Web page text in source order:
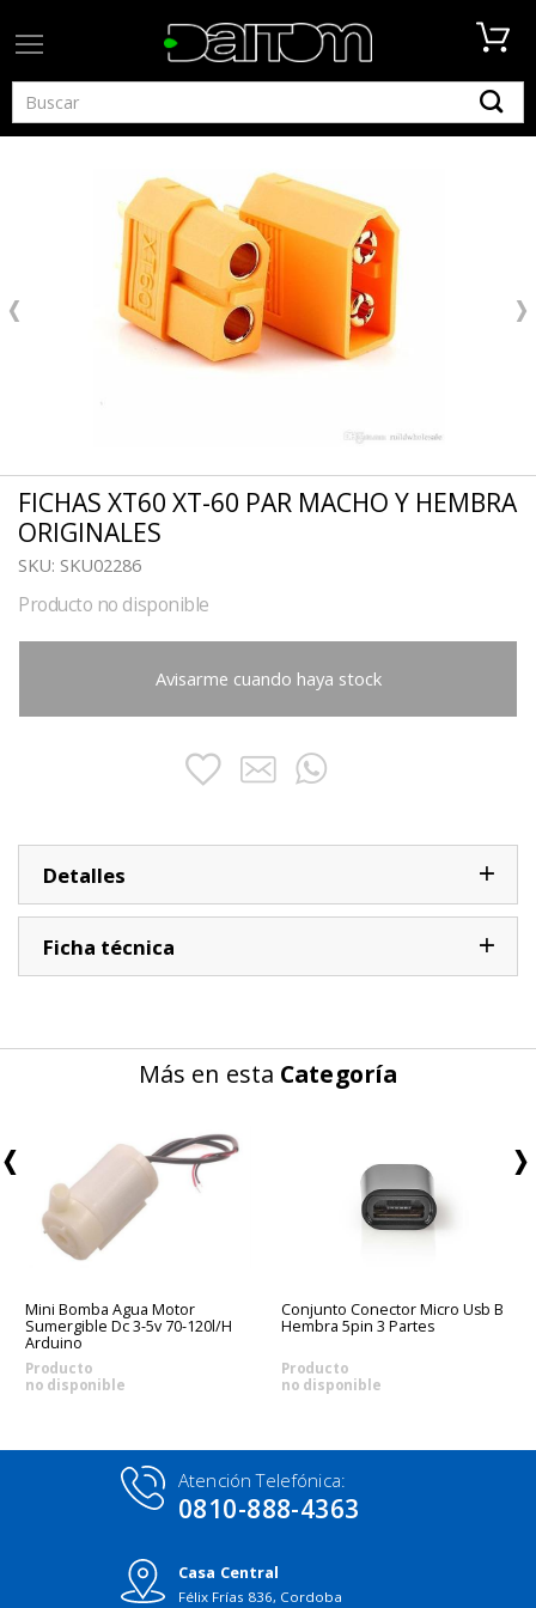
FICHAS XT60 XT-60 PAR MACHO Y HEMBRA
ORIGINALES
SKU: SKU02286
Producto no disponible
Avisarme cuando haya stock
Detalles
Ficha técnica
Más en esta Categoría
Mini Bomba Agua Motor
Sumergible Dc 3-5v 70-120l/h
Arduino
Producto
no disponible
Conjunto Conector Micro Usb B
Hembra 5pin 3 Partes
Producto
no disponible
Atención Telefónica:
0810-888-4363
Casa Central
Félix Frías 836, Cordoba